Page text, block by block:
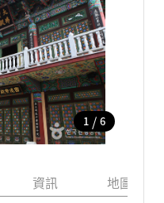
1 / 6
資訊 地圖